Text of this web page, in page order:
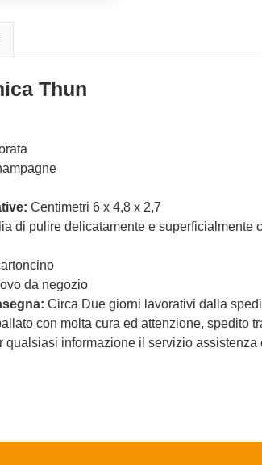
Thun
Centimetri 6 x 4,8 x 2,7
di pulire delicatamente e superficialmente
da negozio
Circa Due giorni lavorativi dalla
con molta cura ed attenzione, spedito
qualsiasi informazione il servizio